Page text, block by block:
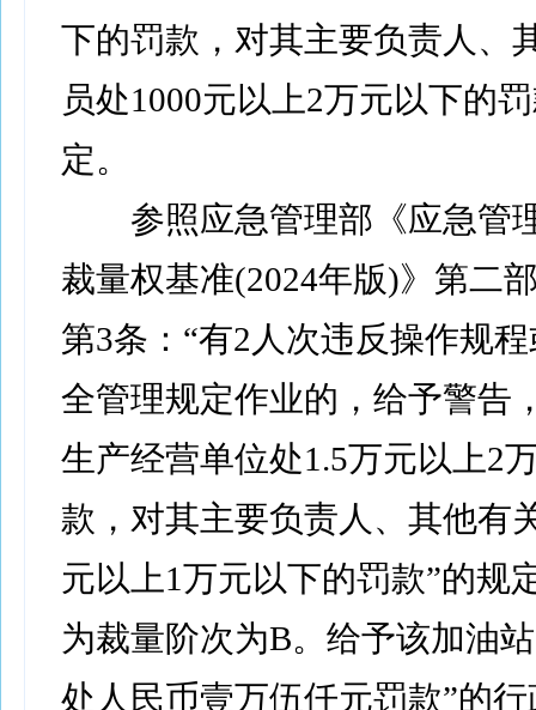
下的罚款，对其主要负责人、
员处1000元以上2万元以下的
定。
参照应急管理部《应急管
裁量权基准(2024年版)》第二
第3条：“有2人次违反操作规
全管理规定作业的，给予警告
生产经营单位处1.5万元以上2
款，对其主要负责人、其他有
元以上1万元以下的罚款”的规
为裁量阶次为B。给予该加油
处人民币壹万伍仟元罚款”的